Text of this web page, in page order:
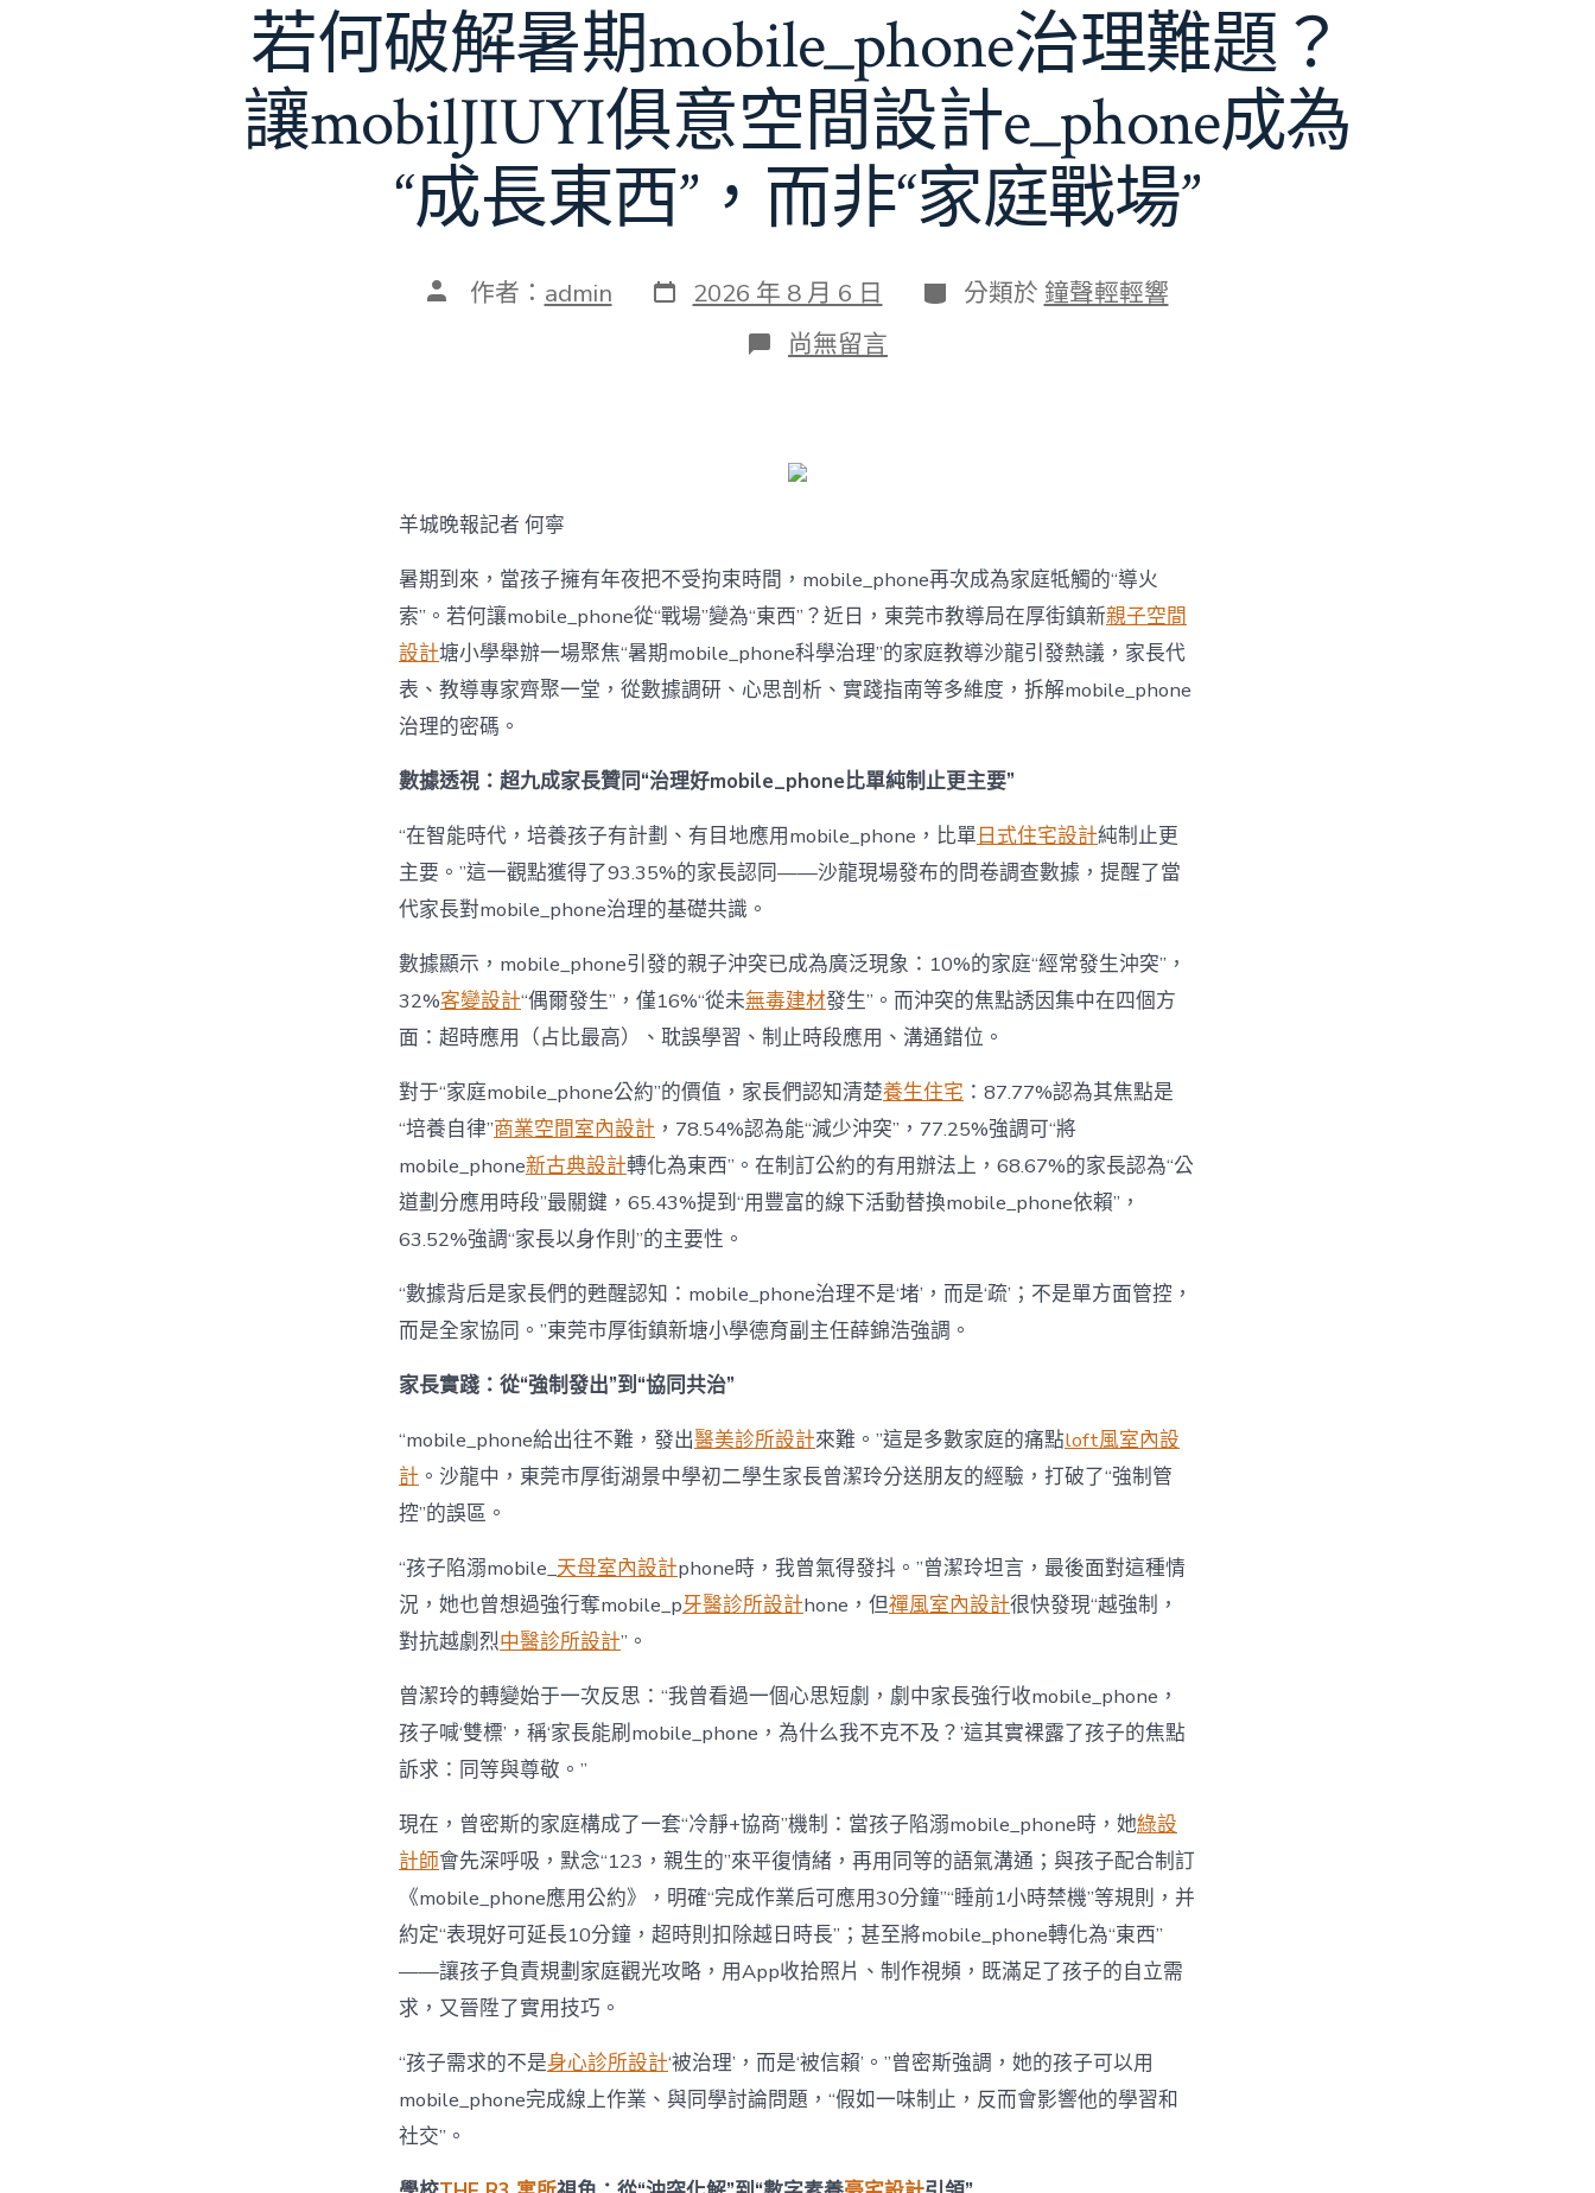
若何破解暑期mobile_phone治理難題？
讓mobilJIUYI俱意空間設計e_phone成為
“成長東西”，而非“家庭戰場”
文 作者： admin 發
表
2026 年 8 月 6 日 分
類
分類於 鐘聲輕輕響
在
〈若
暑
期
難
題？
讓
mobilJIUYI
俱
意
設
計
成
為
“成
西”，
而
非
“家
庭
戰
場”〉
中
尚無留言
羊城晚報記者 何寧
暑期到來，當孩子擁有年夜把不受拘束時間，mobile_phone再次成為家庭牴觸的“導火
索”。若何讓mobile_phone從“戰場”變為“東西”？近日，東莞市教導局在厚街鎮新親子空間
設計塘小學舉辦一場聚焦“暑期mobile_phone科學治理”的家庭教導沙龍引發熱議，家長代
表、教導專家齊聚一堂，從數據調研、心思剖析、實踐指南等多維度，拆解mobile_phone
治理的密碼。
數據透視：超九成家長贊同“治理好mobile_phone比單純制止更主要”
“在智能時代，培養孩子有計劃、有目地應用mobile_phone，比單日式住宅設計純制止更
主要。”這一觀點獲得了93.35%的家長認同——沙龍現場發布的問卷調查數據，提醒了當
代家長對mobile_phone治理的基礎共識。
數據顯示，mobile_phone引發的親子沖突已成為廣泛現象：10%的家庭“經常發生沖突”，
32%客變設計“偶爾發生”，僅16%“從未無毒建材發生”。而沖突的焦點誘因集中在四個方
面：超時應用（占比最高）、耽誤學習、制止時段應用、溝通錯位。
對于“家庭mobile_phone公約”的價值，家長們認知清楚養生住宅 ：87.77%認為其焦點是
“培養自律”商業空間室內設計 ，78.54%認為能“減少沖突”，77.25%強調可“將
mobile_phone新古典設計轉化為東西”。在制訂公約的有用辦法上，68.67%的家長認為“公
道劃分應用時段”最關鍵，65.43%提到“用豐富的線下活動替換mobile_phone依賴”，
63.52%強調“家長以身作則”的主要性。
“數據背后是家長們的甦醒認知：mobile_phone治理不是‘堵’，而是‘疏’；不是單方面管控，
而是全家協同。”東莞市厚街鎮新塘小學德育副主任薛錦浩強調。
家長實踐：從“強制發出”到“協同共治”
“mobile_phone給出往不難，發出醫美診所設計來難。”這是多數家庭的痛點loft風室內設
計 。沙龍中，東莞市厚街湖景中學初二學生家長曾潔玲分送朋友的經驗，打破了“強制管
控”的誤區。
“孩子陷溺mobile_天母室內設計phone時，我曾氣得發抖。”曾潔玲坦言，最後面對這種情
況，她也曾想過強行奪mobile_p牙醫診所設計hone，但禪風室內設計很快發現“越強制，
對抗越劇烈中醫診所設計”。
曾潔玲的轉變始于一次反思：“我曾看過一個心思短劇，劇中家長強行收mobile_phone，
孩子喊‘雙標’，稱‘家長能刷mobile_phone，為什么我不克不及？’這其實裸露了孩子的焦點
訴求：同等與尊敬。”
現在，曾密斯的家庭構成了一套“冷靜+協商”機制：當孩子陷溺mobile_phone時，她綠設
計師會先深呼吸，默念“123，親生的”來平復情緒，再用同等的語氣溝通；與孩子配合制訂
《mobile_phone應用公約》，明確“完成作業后可應用30分鐘”“睡前1小時禁機”等規則，并
約定“表現好可延長10分鐘，超時則扣除越日時長”；甚至將mobile_phone轉化為“東西”
——讓孩子負責規劃家庭觀光攻略，用App收拾照片、制作視頻，既滿足了孩子的自立需
求，又晉陞了實用技巧。
“孩子需求的不是身心診所設計‘被治理’，而是‘被信賴’。”曾密斯強調，她的孩子可以用
mobile_phone完成線上作業、與同學討論問題，“假如一味制止，反而會影響他的學習和
社交”。